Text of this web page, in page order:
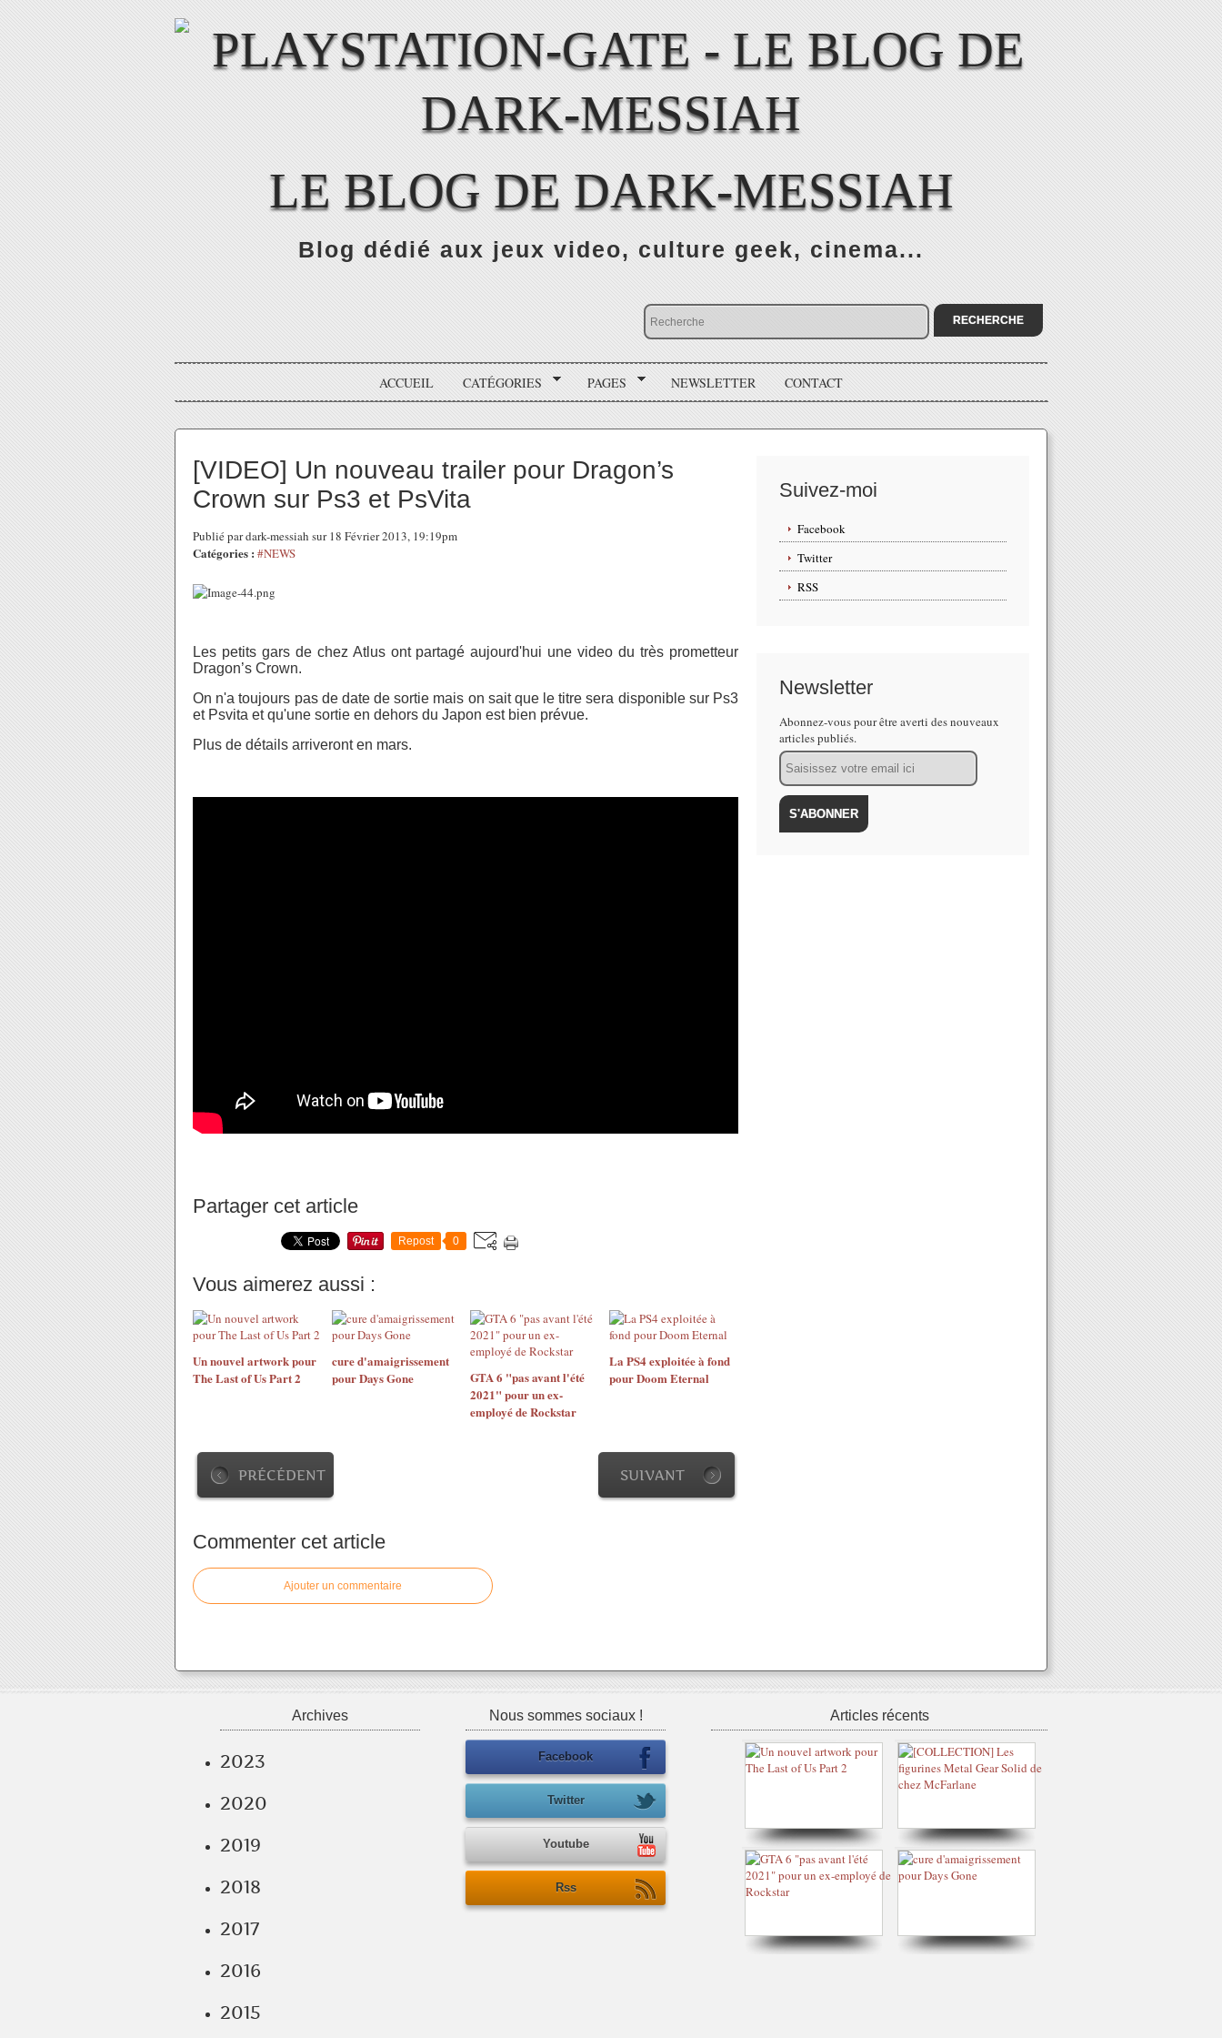
LE BLOG DE DARK-MESSIAH
Blog dédié aux jeux video, culture geek, cinema...
ACCUEIL CATÉGORIES PAGES NEWSLETTER CONTACT
[VIDEO] Un nouveau trailer pour Dragon’s
Crown sur Ps3 et PsVita
Publié par dark-messiah sur 18 Février 2013, 19:19pm
Catégories : #NEWS
Les petits gars de chez Atlus ont partagé aujourd'hui une video du très prometteur
Dragon’s Crown.
On n'a toujours pas de date de sortie mais on sait que le titre sera disponible sur Ps3
et Psvita et qu'une sortie en dehors du Japon est bien prévue.
Plus de détails arriveront en mars.
Partager cet article
Repost 0
Vous aimerez aussi :
Un nouvel artwork pour
The Last of Us Part 2
cure d'amaigrissement
pour Days Gone
GTA 6 "pas avant l'été
2021" pour un ex-
employé de Rockstar
La PS4 exploitée à fond
pour Doom Eternal
PRÉCÉDENT SUIVANT
Commenter cet article
Ajouter un commentaire
Suivez-moi
Facebook
Twitter
RSS
Newsletter
Abonnez-vous pour être averti des nouveaux
articles publiés.
Email
Archives
2023
2020
2019
2018
2017
2016
2015
Nous sommes sociaux !
Facebook
Twitter
Youtube
Rss
Articles récents